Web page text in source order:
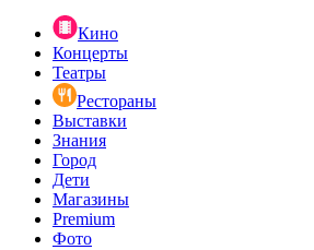
Кино
Концерты
Театры
Рестораны
Выставки
Знания
Город
Дети
Магазины
Premium
Фото